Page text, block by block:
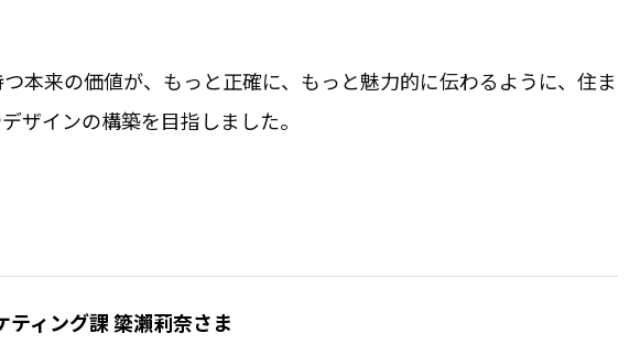
本来の価値が、もっと正確に、もっと魅力的に伝わるように、住ま
ザインの構築を目指しました。
ィング課 簗瀨莉奈さま